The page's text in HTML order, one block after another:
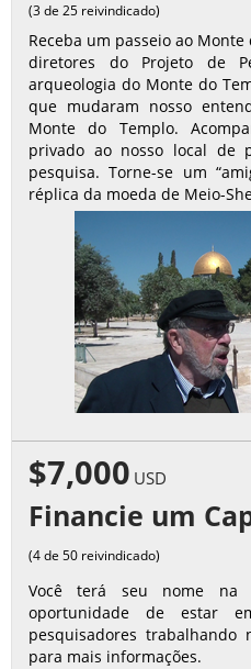
(3 de 25 reivindicado)
Receba um passeio ao
diretores do Projeto de
arqueologia do Monte do
que mudaram nosso
Monte do Templo.
privado ao nosso local de
pesquisa. Torne-se um
réplica da moeda de Meio-
$7,000 USD
Financie um
(4 de 50 reivindicado)
Você terá seu nome na
oportunidade de estar
pesquisadores
para mais informações.